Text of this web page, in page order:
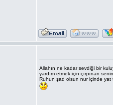
Allahın ne kadar sevdiği bir
yardım etmek için çırpınan
Ruhun şad olsun nur içinde yat